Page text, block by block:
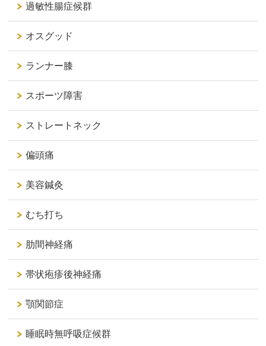
過敏性腸症候群
オスグッド
ランナー膝
スポーツ障害
ストレートネック
偏頭痛
美容鍼灸
むち打ち
肋間神経痛
帯状疱疹後神経痛
顎関節症
睡眠時無呼吸症候群